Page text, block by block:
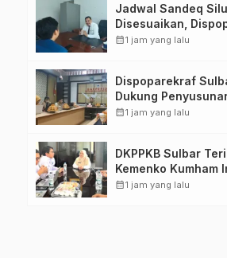
Jadwal Sandeq
Disesuaikan,
Pastikan Persiapan
calendar_month1 jam yang lalu
Dispoparekraf
Dukung
TPB/SDGs Sulawesi
calendar_month1 jam yang lalu
DKPPKB Sulbar
Kemenko Kumham
Perkuat Pelayanan
calendar_month1 jam yang lalu